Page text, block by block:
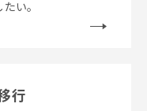
い。
行